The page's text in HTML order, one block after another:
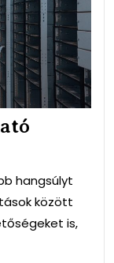
hangsúlyt
között
is,